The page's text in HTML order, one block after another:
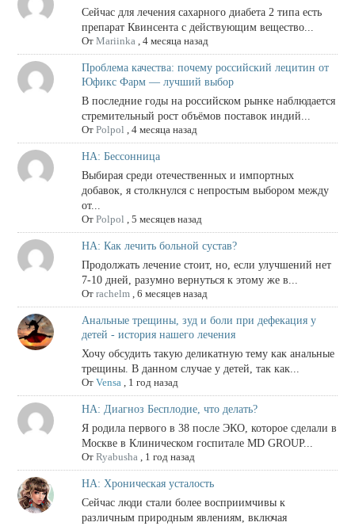
Сейчас для лечения сахарного диабета 2 типа есть
препарат Квинсента с действующим вещество...
От Mariinka, 4 месяца назад
Проблема качества: почему российский лецитин от
Юфикс Фарм — лучший выбор
В последние годы на российском рынке наблюдается
стремительный рост объёмов поставок индий...
От Polpol , 4 месяца назад
НА: Бессонница
Выбирая среди отечественных и импортных
добавок, я столкнулся с непростым выбором между
от...
От Polpol , 5 месяцев назад
НА: Как лечить больной сустав?
Продолжать лечение стоит, но, если улучшений нет
7-10 дней, разумно вернуться к этому же в...
От rachelm, 6 месяцев назад
Анальные трещины, зуд и боли при дефекация у
детей - история нашего лечения
Хочу обсудить такую деликатную тему как анальные
трещины. В данном случае у детей, так как...
От Vensa, 1 год назад
НА: Диагноз Бесплодие, что делать?
Я родила первого в 38 после ЭКО, которое сделали в
Москве в Клиническом госпитале MD GROUP...
От Ryabusha, 1 год назад
НА: Хроническая усталость
Сейчас люди стали более восприимчивы к
различным природным явлениям, включая